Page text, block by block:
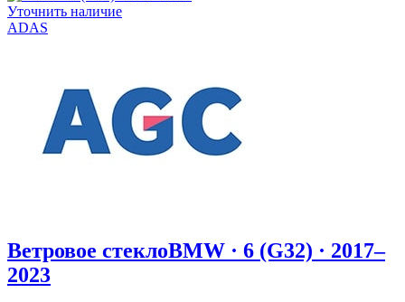
Уточнить наличие
ADAS
Ветровое стеклоBMW · 6 (G32) · 2017–
2023